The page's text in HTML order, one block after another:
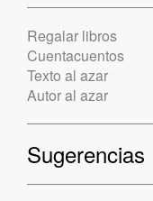
Regalar libros
Cuentacuentos
Texto al azar
Autor al azar
Sugerencias